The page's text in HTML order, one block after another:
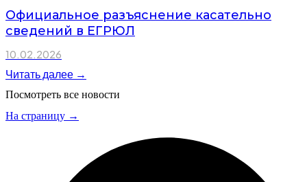
Официальное разъяснение касательно
сведений в ЕГРЮЛ
10.02.2026
Читать далее →
Посмотреть все новости
На страницу →